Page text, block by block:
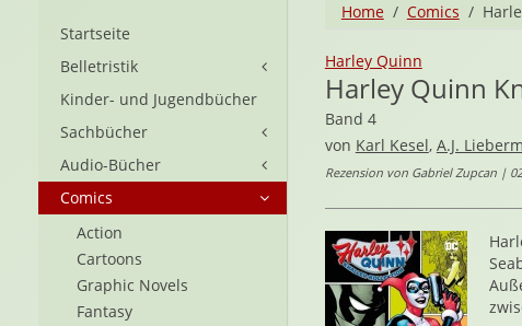
Home Comics
Harley Quinn
Harley Quinn
Band 4
von Karl Kesel, A.J.
Rezension von Gabriel Zupcan |
Startseite
Belletristik
Kinder- und Jugendbücher
Sachbücher
Audio-Bücher
Comics
Action
Cartoons
Graphic Novels
Fantasy